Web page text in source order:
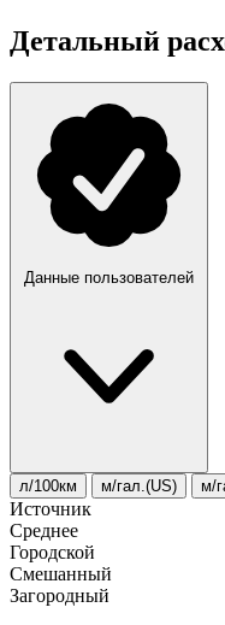
Детальный
Данные пользователей
л/100км м/гал.(US) м/
Источник
Среднее
Городской
Смешанный
Загородный